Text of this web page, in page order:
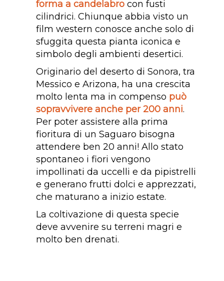
forma a candelabrocon fusti
cilindrici. Chiunque abbia visto un
film western conosce anche solo di
sfuggita questa pianta iconica e
simbolo degli ambienti desertici.
Originario del deserto di Sonora, tra
Messico e Arizona, ha una crescita
molto lenta ma in compenso può
sopravvivere anche per 200 anni.
Per poter assistere alla prima
fioritura di un Saguaro bisogna
attendere ben 20 anni! Allo stato
spontaneo i fiori vengono
impollinati da uccelli e da pipistrelli
e generano frutti dolci e apprezzati,
che maturano a inizio estate.
La coltivazione di questa specie
deve avvenire su terreni magri e
molto ben drenati.